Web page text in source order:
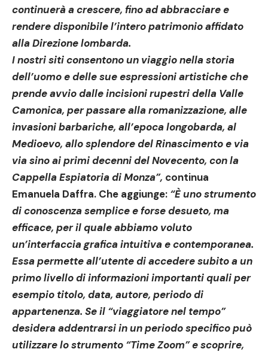
continuerà a crescere, fino ad abbracciare e
rendere disponibile l’intero patrimonio affidato
alla Direzione lombarda.
I nostri siti consentono un viaggio nella storia
dell’uomo e delle sue espressioni artistiche che
prende avvio dalle incisioni rupestri della Valle
Camonica, per passare allaromanizzazione, alle
invasioni barbariche, all’epoca longobarda, al
Medioevo, allo splendore del Rinascimento e via
via sino ai primi decenni del Novecento, con la
Cappella Espiatoria di Monza”, continua
Emanuela Daffra. Che aggiunge: “È uno strumento
di conoscenza semplice e forse desueto, ma
efficace, per il quale abbiamo voluto
un’interfaccia grafica intuitiva e contemporanea.
Essa permette all’utente di accedere subito a un
primo livello di informazioni importanti quali per
esempio titolo, data, autore, periodo di
appartenenza. Se il “viaggiatore nel tempo”
desidera addentrarsi in un periodo specifico può
utilizzare lo strumento “Time Zoom” e scoprire,